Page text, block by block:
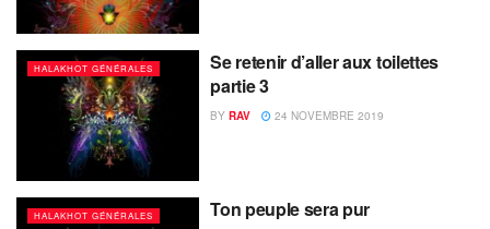
HALAKHOT GÉNÉRALES
Se retenir d’aller aux toilettes
partie 3
BY RAV 24 NOVEMBRE 2019
HALAKHOT GÉNÉRALES Ton peuple sera pur